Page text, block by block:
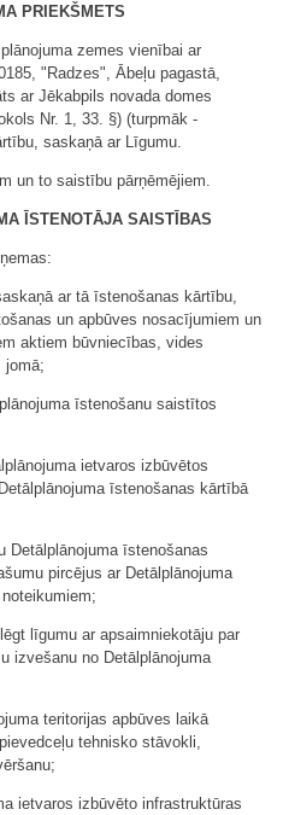
PRIEKŠMETS
zemes vienībai ar
"Radzes", Ābeļu pagastā,
ar Jēkabpils novada domes
Nr. 1, 33. §) (turpmāk -
saskaņā ar Līgumu.
un to saistību pārņēmējiem.
ĪSTENOTĀJA SAISTĪBAS
ar tā īstenošanas kārtību,
un apbūves nosacījumiem un
aktiem būvniecības, vides
jomā;
īstenošanu saistītos
ietvaros izbūvētos
īstenošanas kārtībā
Detālplānojuma īstenošanas
pircējus ar Detālplānojuma
līgumu ar apsaimniekotāju par
izvešanu no Detālplānojuma
teritorijas apbūves laikā
tehnisko stāvokli,
ietvaros izbūvēto infrastruktūras